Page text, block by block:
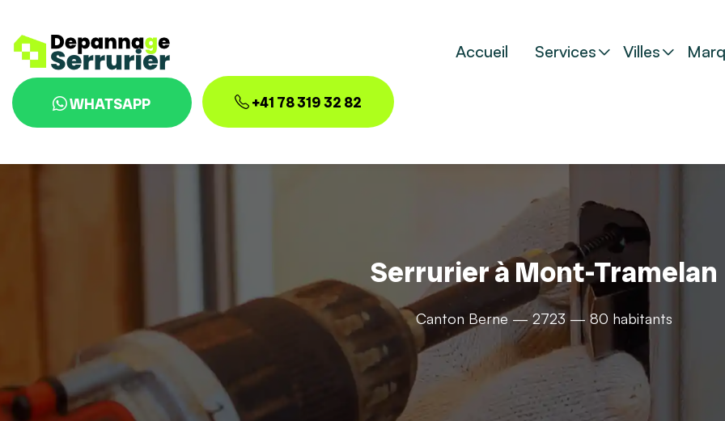
Accueil Services Villes
WHATSAPP +41 78 319 32 82
Serrurier à Mont-Tramelan
Canton Berne — 2723 — 80 habitants